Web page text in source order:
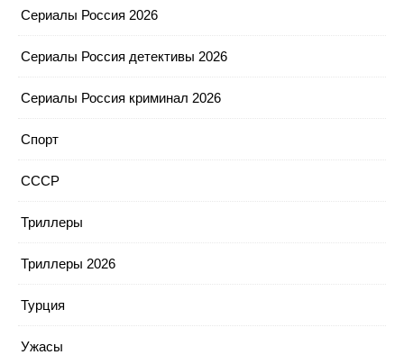
Сериалы Россия 2026
Сериалы Россия детективы 2026
Сериалы Россия криминал 2026
Спорт
СССР
Триллеры
Триллеры 2026
Турция
Ужасы